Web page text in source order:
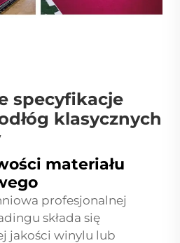
specyfikacje
klasycznych
materiału
profesjonalnej
składa się
jakości winylu lub